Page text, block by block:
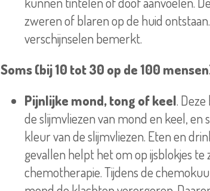
zweren of blaren op de huid
verschijnselen bemerkt.
Soms (bij 10 tot 30 op de 100
Pijnlijke mond, tong of keel.
de slijmvliezen van mond en keel,
kleur van de slijmvliezen. Eten en
gevallen helpt het om op ijsblokjes te
chemotherapie. Tijdens de